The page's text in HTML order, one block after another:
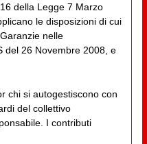
della Legge 7 Marzo
le disposizioni di cui
nelle
del 26 Novembre 2008, e
chi si autogestiscono con
del collettivo
I contributi